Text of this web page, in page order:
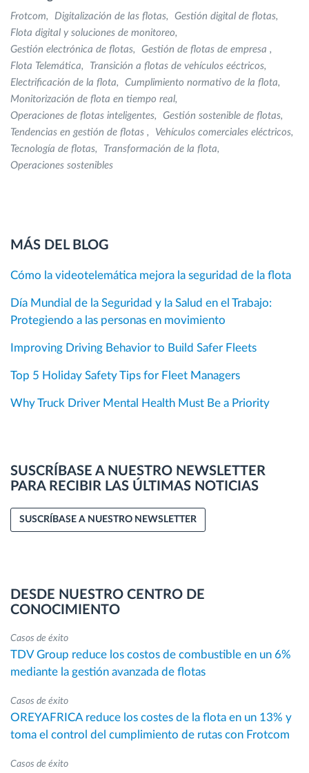
Frotcom Digitalización de las flotas
Gestión digital de flotas
Flota digital y soluciones de monitoreo
Gestión electrónica de flotas
Gestión de flotas de empresa
Flota Telemática
Transición a flotas de vehículos eéctricos
Electrificación de la flota
Cumplimiento normativo de la flota
Monitorización de flota en tiempo real
Operaciones de flotas inteligentes
Gestión sostenible de flotas
Tendencias en gestión de flotas
Vehículos comerciales eléctricos
Tecnología de flotas
Transformación de la flota
Operaciones sostenibles
MÁS DEL BLOG
Cómo la videotelemática mejora la seguridad de la flota
Día Mundial de la Seguridad y la Salud en el Trabajo:
Protegiendo a las personas en movimiento
Improving Driving Behavior to Build Safer Fleets
Top 5 Holiday Safety Tips for Fleet Managers
Why Truck Driver Mental Health Must Be a Priority
SUSCRÍBASE A NUESTRO NEWSLETTER
PARA RECIBIR LAS ÚLTIMAS NOTICIAS
SUSCRÍBASE A NUESTRO NEWSLETTER
DESDE NUESTRO CENTRO DE
CONOCIMIENTO
Casos de éxito
TDV Group reduce los costos de combustible en un 6%
mediante la gestión avanzada de flotas
Casos de éxito
OREYAFRICA reduce los costes de la flota en un 13% y
toma el control del cumplimiento de rutas con Frotcom
Casos de éxito